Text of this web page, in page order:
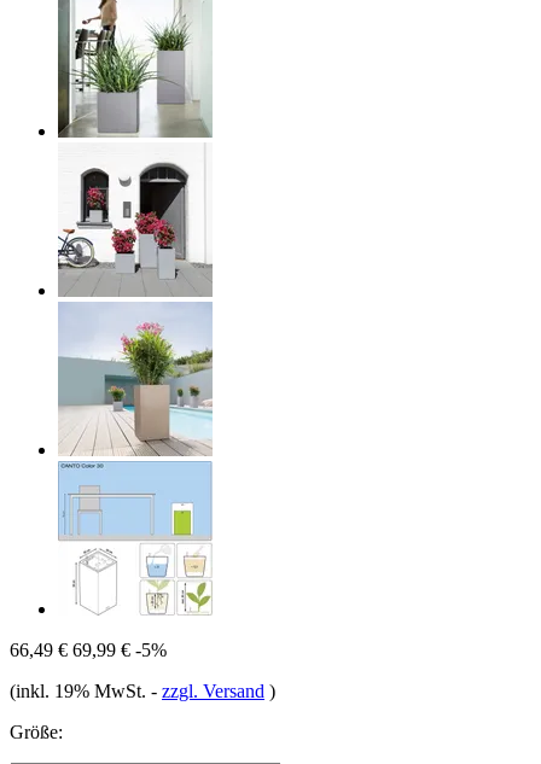
66,49 € 69,99 € -5%
(inkl. 19% MwSt. - zzgl. Versand )
Größe: